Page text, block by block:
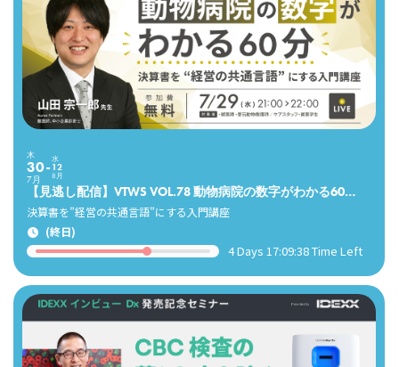
木
30
7月
水
12
8月
【見逃し配信】VTWS VOL.78 動物病院の数字がわかる60分（山田宗一郎先生）
決算書を”経営の共通言語”にする入門講座
(終日)
4 Days 17:09:36 Time Left